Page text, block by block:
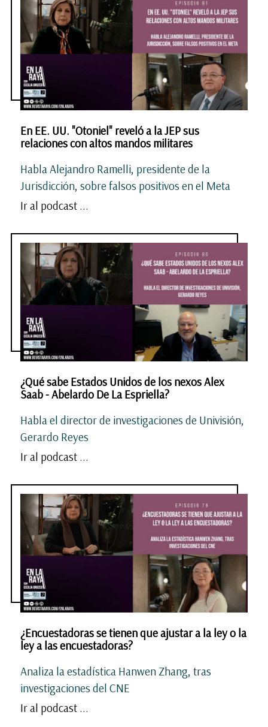
En EE. UU. "Otoniel" reveló a la JEP sus
relaciones con altos mandos militares
Habla Alejandro Ramelli, presidente de la
Jurisdicción, sobre falsos positivos en el Meta
Ir al podcast ...
¿Qué sabe Estados Unidos de los nexos Alex
Saab - Abelardo De La Espriella?
Habla el director de investigaciones de Univisión,
Gerardo Reyes
Ir al podcast ...
¿Encuestadoras se tienen que ajustar a la ley o la
ley a las encuestadoras?
Analiza la estadística Hanwen Zhang, tras
investigaciones del CNE
Ir al podcast ...